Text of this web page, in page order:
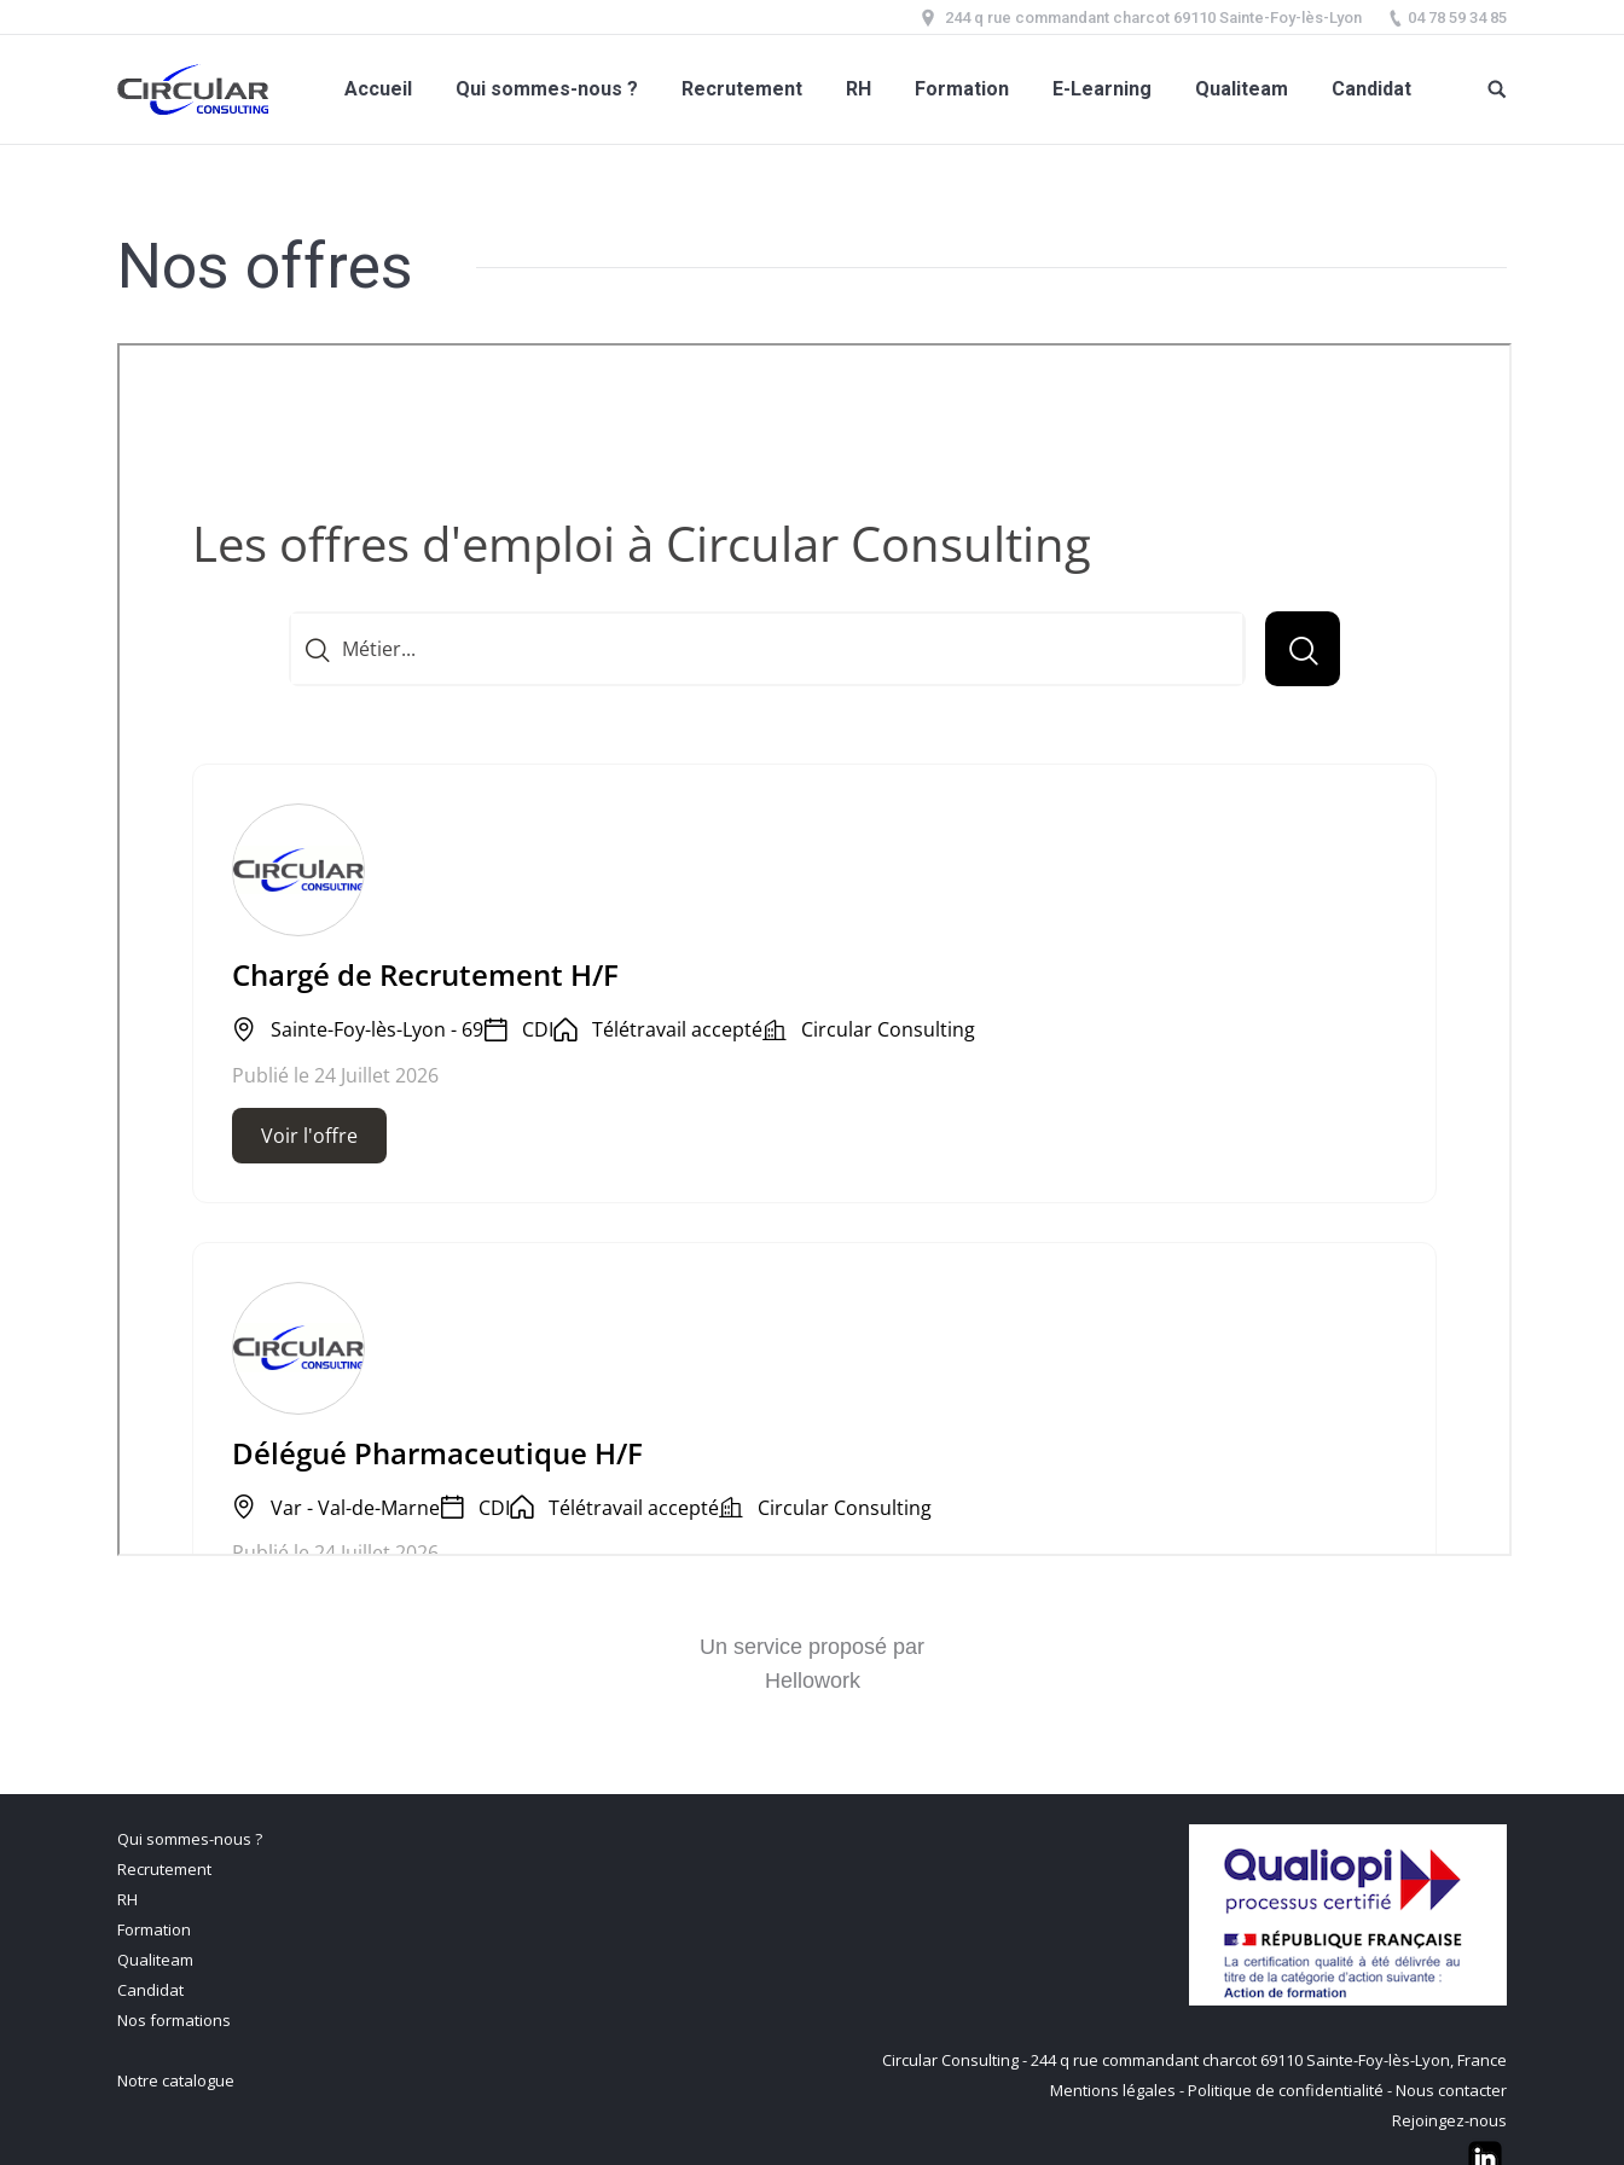
244 q rue commandant charcot 69110 Sainte-Foy-lès-Lyon 04 78 59 34 85
Accueil Qui sommes-nous ? Recrutement RH Formation E-Learning Qualiteam Candidat
Nos offres
Un service proposé par
Hellowork
Qui sommes-nous ?
Recrutement
RH
Formation
Qualiteam
Candidat
Nos formations
Notre catalogue
Circular Consulting - 244 q rue commandant charcot 69110 Sainte-Foy-lès-Lyon, France
Mentions légales -Politique de confidentialité -Nous contacter
Rejoingez-nous